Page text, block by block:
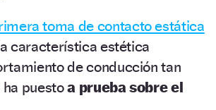
toma de contacto estática
característica estética
de conducción tan
ha puestoa prueba sobre el